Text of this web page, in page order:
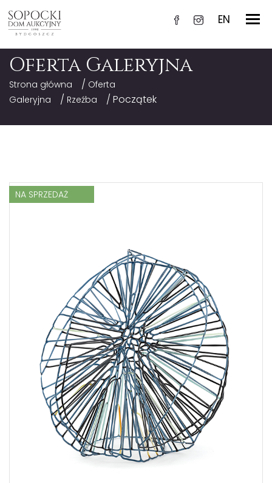
EN
Oferta Galeryjna
Strona główna / Oferta
Galeryjna
/ Rzeźba / Początek
NA SPRZEDAŻ